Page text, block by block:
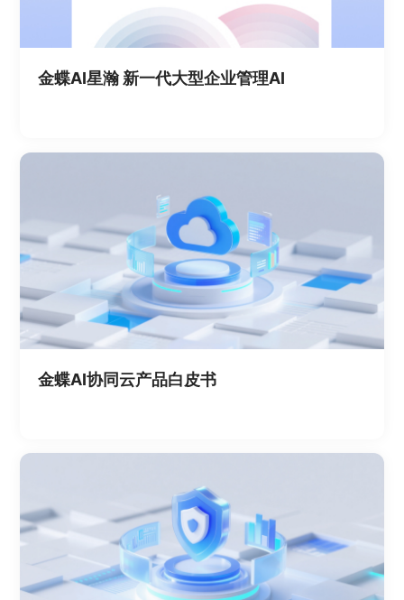
金蝶AI星瀚 新一代大型企业管理AI
金蝶AI协同云产品白皮书